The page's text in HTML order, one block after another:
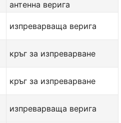
антенна верига
изпреварваща верига
кръг за изпреварване
кръг за изпреварване
изпреварваща верига